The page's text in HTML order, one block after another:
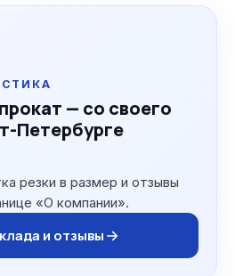
— со своего
Петербурге
резки в размер и отзывы
«О компании».
и отзывы